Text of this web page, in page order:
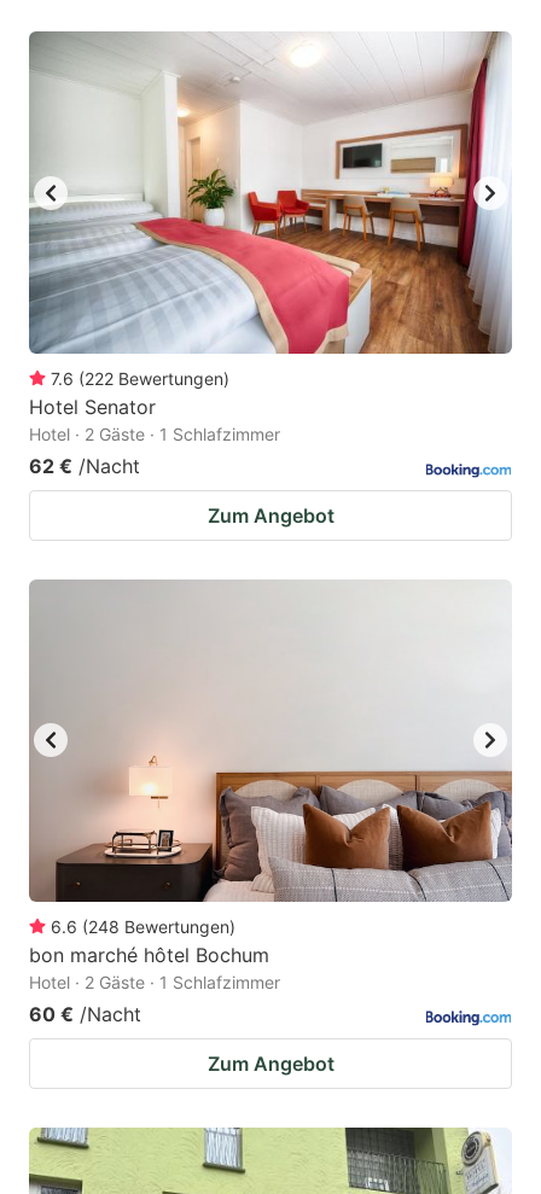
7.6 (222 Bewertungen)
Hotel Senator
Hotel · 2 Gäste · 1 Schlafzimmer
62 € /Nacht
Zum Angebot
6.6 (248 Bewertungen)
bon marché hôtel Bochum
Hotel · 2 Gäste · 1 Schlafzimmer
60 € /Nacht
Zum Angebot